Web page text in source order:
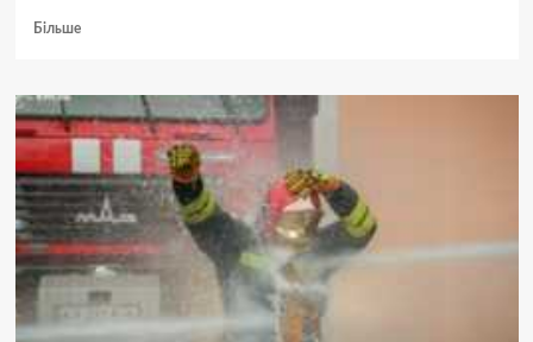
БільшеДокладніше
Києві
жінка
два
роки
допомагала
гвалтувати
власну
доньку